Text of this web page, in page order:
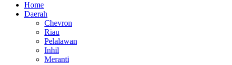
Home
Daerah
Chevron
Riau
Pelalawan
Inhil
Meranti